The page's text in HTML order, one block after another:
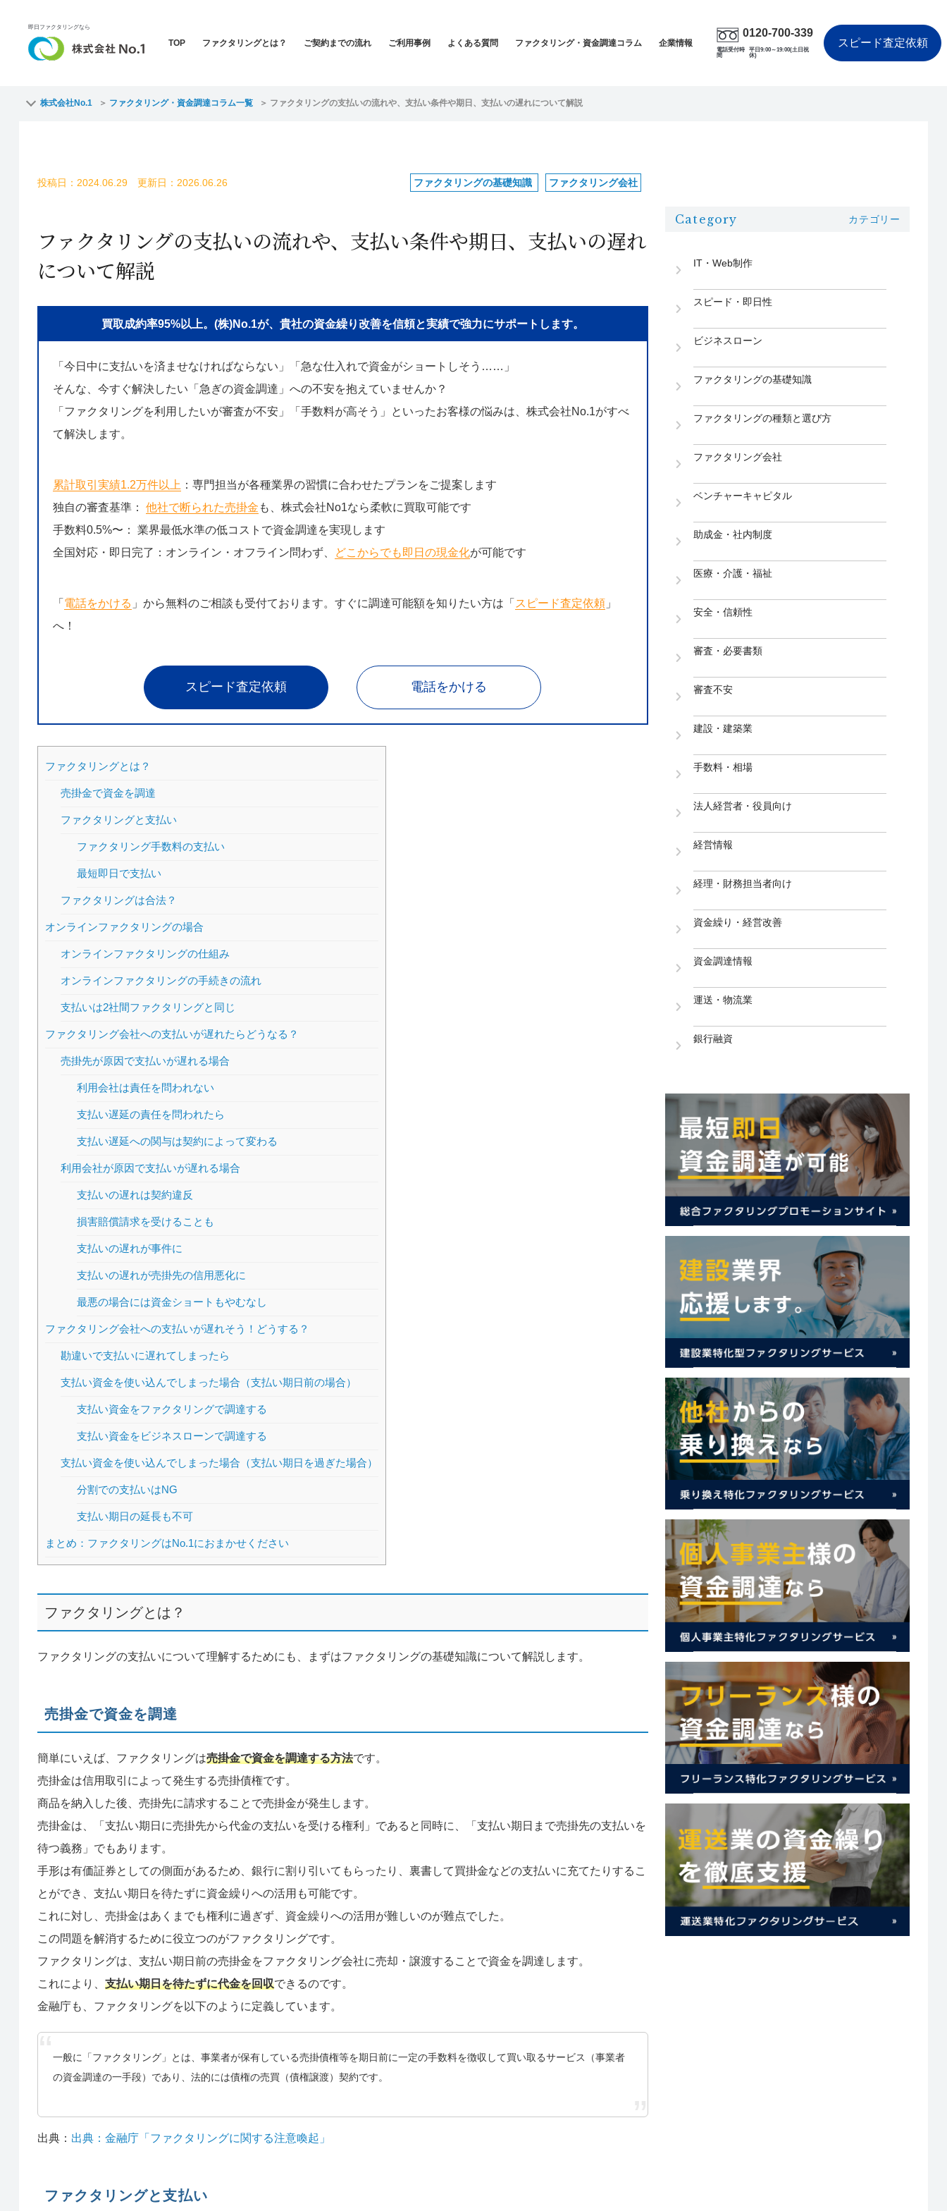
即日ファクタリングなら
TOP ファクタリングとは？ ご契約までの流れ ご利用事例 よくある質問 ファクタリング・資金調達コラム 企業情報
0120-700-339
電話受付時
間
平日9:00～19:00(土日祝
休)
スピード査定依頼
株式会社No.1 ファクタリング・資金調達コラム一覧 ファクタリングの支払いの流れや、支払い条件や期日、支払いの遅れについて解説
投稿日：2024.06.29 更新日：2026.06.26 ファクタリングの基礎知識 ファクタリング会社
ファクタリングの支払いの流れや、支払い条件や期日、支払いの遅れ
について解説
買取成約率95%以上。(株)No.1が、貴社の資金繰り改善を信頼と実績で強力にサポートします。
「今日中に支払いを済ませなければならない」「急な仕入れで資金がショートしそう……」
そんな、今すぐ解決したい「急ぎの資金調達」への不安を抱えていませんか？
「ファクタリングを利用したいが審査が不安」「手数料が高そう」といったお客様の悩みは、株式会社No.1がすべ
て解決します。
累計取引実績1.2万件以上 ：専門担当が各種業界の習慣に合わせたプランをご提案します
独自の審査基準： 他社で断られた売掛金 も、株式会社No1なら柔軟に買取可能です
手数料0.5%〜： 業界最低水準の低コストで資金調達を実現します
全国対応・即日完了：オンライン・オフライン問わず、
どこからでも即日の現金化が可能です
「 電話をかける 」から無料のご相談も受付ております。すぐに調達可能額を知りたい方は「 スピード査定依頼」
へ！
スピード査定依頼 電話をかける
ファクタリングとは？
売掛金で資金を調達
ファクタリングと支払い
ファクタリング手数料の支払い
最短即日で支払い
ファクタリングは合法？
オンラインファクタリングの場合
オンラインファクタリングの仕組み
オンラインファクタリングの手続きの流れ
支払いは2社間ファクタリングと同じ
ファクタリング会社への支払いが遅れたらどうなる？
売掛先が原因で支払いが遅れる場合
利用会社は責任を問われない
支払い遅延の責任を問われたら
支払い遅延への関与は契約によって変わる
利用会社が原因で支払いが遅れる場合
支払いの遅れは契約違反
損害賠償請求を受けることも
支払いの遅れが事件に
支払いの遅れが売掛先の信用悪化に
最悪の場合には資金ショートもやむなし
ファクタリング会社への支払いが遅れそう！どうする？
勘違いで支払いに遅れてしまったら
支払い資金を使い込んでしまった場合（支払い期日前の場合）
支払い資金をファクタリングで調達する
支払い資金をビジネスローンで調達する
支払い資金を使い込んでしまった場合（支払い期日を過ぎた場合）
分割での支払いはNG
支払い期日の延長も不可
まとめ：ファクタリングはNo.1におまかせください
ファクタリングとは？
ファクタリングの支払いについて理解するためにも、まずはファクタリングの基礎知識について解説します。
売掛金で資金を調達
簡単にいえば、ファクタリングは売掛金で資金を調達する方法です。
売掛金は信用取引によって発生する売掛債権です。
商品を納入した後、売掛先に請求することで売掛金が発生します。
売掛金は、「支払い期日に売掛先から代金の支払いを受ける権利」であると同時に、「支払い期日まで売掛先の支払いを
待つ義務」でもあります。
手形は有価証券としての側面があるため、銀行に割り引いてもらったり、裏書して買掛金などの支払いに充てたりするこ
とができ、支払い期日を待たずに資金繰りへの活用も可能です。
これに対し、売掛金はあくまでも権利に過ぎず、資金繰りへの活用が難しいのが難点でした。
この問題を解消するために役立つのがファクタリングです。
ファクタリングは、支払い期日前の売掛金をファクタリング会社に売却・譲渡することで資金を調達します。
これにより、 支払い期日を待たずに代金を回収できるのです。
金融庁も、ファクタリングを以下のように定義しています。
一般に「ファクタリング」とは、事業者が保有している売掛債権等を期日前に一定の手数料を徴収して買い取るサービス（事業者
の資金調達の一手段）であり、法的には債権の売買（債権譲渡）契約です。
出典： 出典：金融庁「ファクタリングに関する注意喚起」
ファクタリングと支払い
Category カテゴリー
IT・Web制作
スピード・即日性
ビジネスローン
ファクタリングの基礎知識
ファクタリングの種類と選び方
ファクタリング会社
ベンチャーキャピタル
助成金・社内制度
医療・介護・福祉
安全・信頼性
審査・必要書類
審査不安
建設・建築業
手数料・相場
法人経営者・役員向け
経営情報
経理・財務担当者向け
資金繰り・経営改善
資金調達情報
運送・物流業
銀行融資